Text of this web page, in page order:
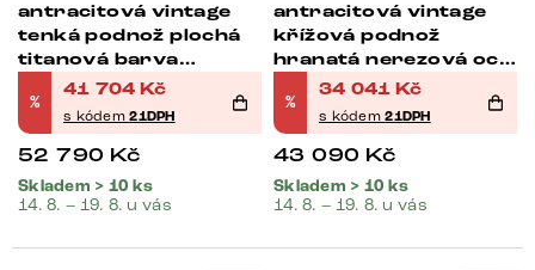
antracitová vintage
tenká podnož plochá
titanová barva
taštičkové pružiny
pravá
%
41 704 Kč
s kódem21DPH
52 790 Kč
Skladem > 10 ks
14. 8. – 19. 8. u vás
antracitová vintage
křížová podnož
hranatá nerezová ocel
taštičkové pružiny
pravá
%
34 041 Kč
s kódem21DPH
43 090 Kč
Skladem > 10 ks
14. 8. – 19. 8. u vás